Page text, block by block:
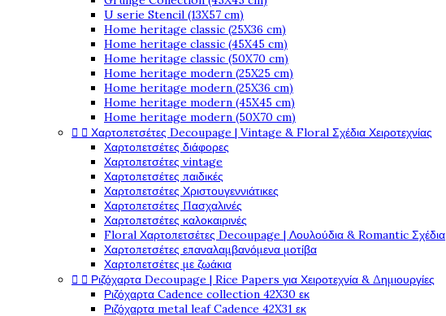
U serie Stencil (13X57 cm)
Home heritage classic (25X36 cm)
Home heritage classic (45X45 cm)
Home heritage classic (50X70 cm)
Home heritage modern (25X25 cm)
Home heritage modern (25X36 cm)
Home heritage modern (45X45 cm)
Home heritage modern (50X70 cm)
  Χαρτοπετσέτες Decoupage | Vintage & Floral Σχέδια Χειροτεχνίας
Χαρτοπετσέτες διάφορες
Χαρτοπετσέτες vintage
Χαρτοπετσέτες παιδικές
Χαρτοπετσέτες Χριστουγεννιάτικες
Χαρτοπετσέτες Πασχαλινές
Χαρτοπετσέτες καλοκαιρινές
Floral Χαρτοπετσέτες Decoupage | Λουλούδια & Romantic Σχέδια
Χαρτοπετσέτες επαναλαμβανόμενα μοτίβα
Χαρτοπετσέτες με ζωάκια
  Ριζόχαρτα Decoupage | Rice Papers για Χειροτεχνία & Δημιουργίες
Ριζόχαρτα Cadence collection 42X30 εκ
Ριζόχαρτα metal leaf Cadence 42X31 εκ